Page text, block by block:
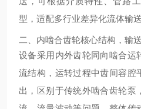
型，适配多行业差异化流体输送
二、内啮合齿轮核心结构，输
设备采用内外齿轮同向啮合运
流结构，运转过程中齿间容腔
出，区别于传统外啮合齿轮泵